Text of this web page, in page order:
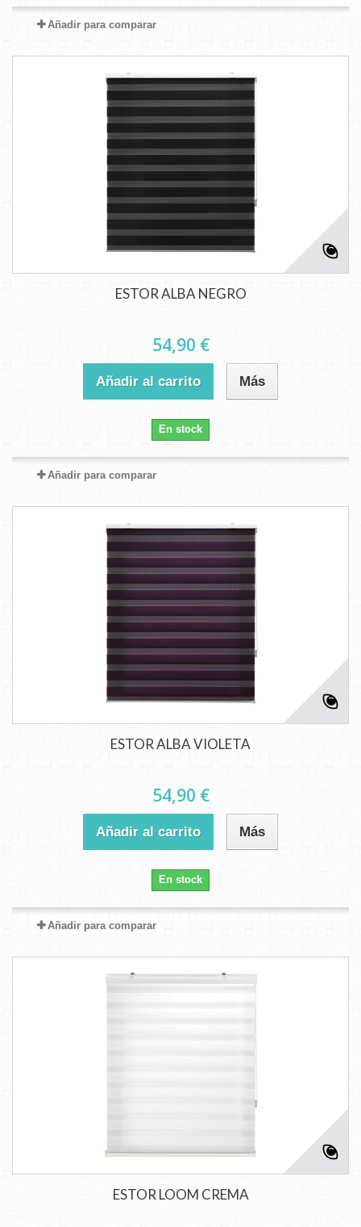
Añadir para comparar
ESTOR ALBA NEGRO
54,90 €
Añadir al carrito Más
En stock
Añadir para comparar
ESTOR ALBA VIOLETA
54,90 €
Añadir al carrito Más
En stock
Añadir para comparar
ESTOR LOOM CREMA